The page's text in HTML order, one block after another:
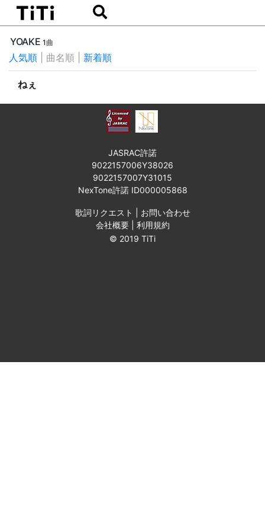
YOAKE1曲
人気順 曲名順 新着順
ねぇ
JASRAC許諾
9022157006Y38026
9022157007Y31015
NexTone許諾 ID000005868
歌詞リクエスト
お問い合わせ
会社概要| 利用規約
© 2019 TiTi